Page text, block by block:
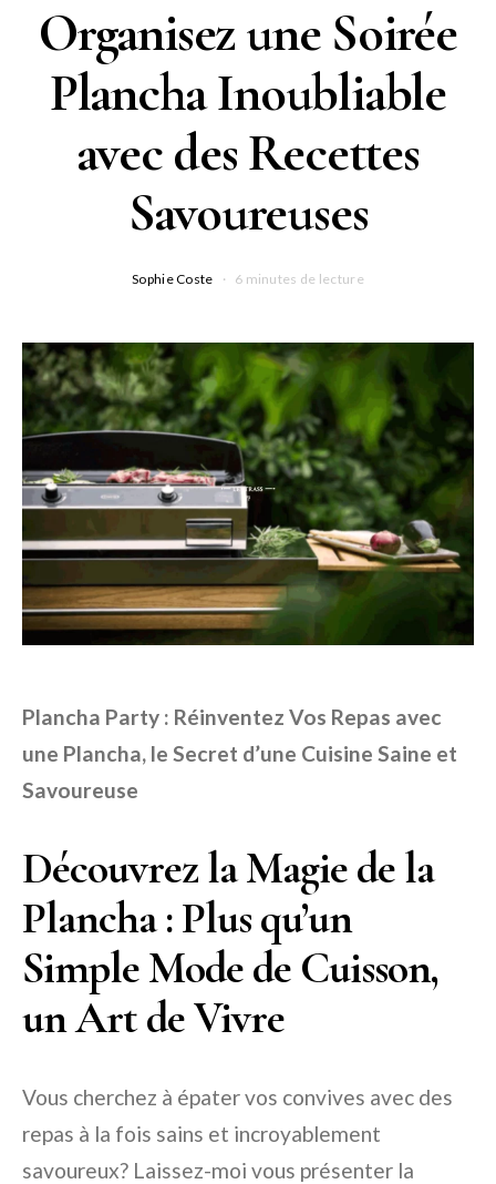
Organisez une Soirée
Plancha Inoubliable
avec des Recettes
Savoureuses
Sophie Coste 6 minutes de lecture
Plancha Party : Réinventez Vos Repas avec
une Plancha, le Secret d’une Cuisine Saine et
Savoureuse
Découvrez la Magie de la
Plancha : Plus qu’un
Simple Mode de Cuisson,
un Art de Vivre
Vous cherchez à épater vos convives avec des
repas à la fois sains et incroyablement
savoureux? Laissez-moi vous présenter la